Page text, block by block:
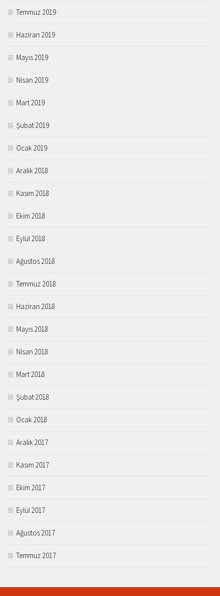
Temmuz 2019
Haziran 2019
Mayıs 2019
Nisan 2019
Mart 2019
Şubat 2019
Ocak 2019
Aralık 2018
Kasım 2018
Ekim 2018
Eylül 2018
Ağustos 2018
Temmuz 2018
Haziran 2018
Mayıs 2018
Nisan 2018
Mart 2018
Şubat 2018
Ocak 2018
Aralık 2017
Kasım 2017
Ekim 2017
Eylül 2017
Ağustos 2017
Temmuz 2017